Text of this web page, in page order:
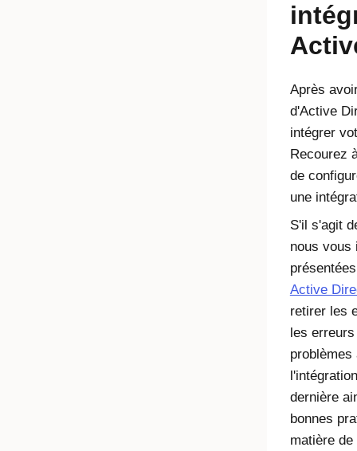
Après
d'Active
intégrer
Recourez
de
une
S'il s'agit
nous vous
Active
retirer les
les
problèmes
dernière
bonnes
matière